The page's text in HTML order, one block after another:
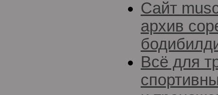
Сайт
архив
Всё для